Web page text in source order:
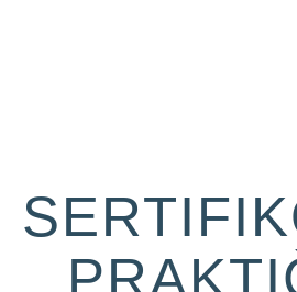
Edukacije
Prodavnica